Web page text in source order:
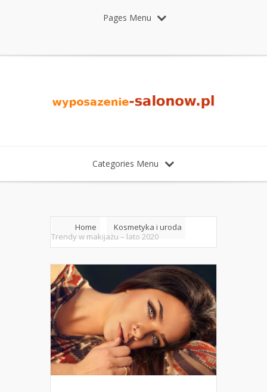
Pages Menu
Categories Menu
Home
Kosmetyka i uroda
Trendy w makijażu – lato 2020